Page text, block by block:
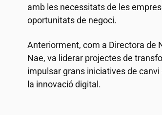
amb les necessitats de les
oportunitats de negoci.
Anteriorment, com a Directora de
Nae, va liderar projectes de
impulsar grans iniciatives de
la innovació digital.